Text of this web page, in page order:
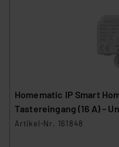
Homematic IP Smart
Tastereingang (16 A) –
Artikel-Nr. 161848